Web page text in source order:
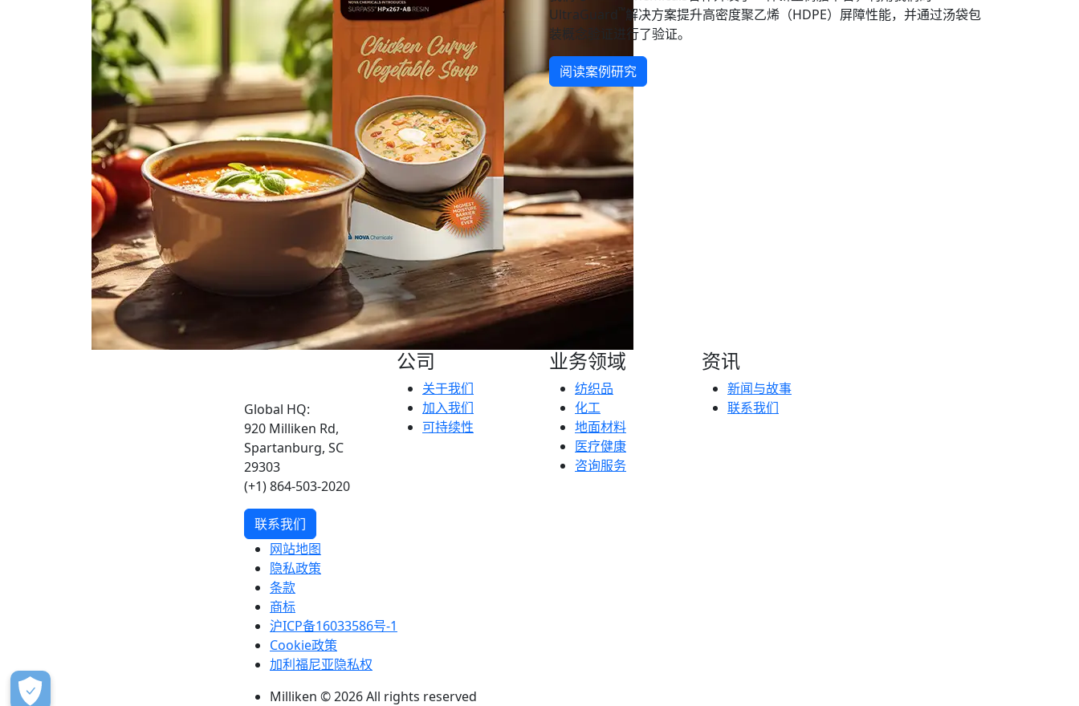
UltraGuard™解决方案提升高密度聚乙烯（HDPE）屏障性能，并通过汤袋包
装概念验证进行了验证。
阅读案例研究
Global HQ:
920 Milliken Rd,
Spartanburg, SC
29303
(+1) 864-503-2020
联系我们
公司
关于我们
加入我们
可持续性
业务领域
纺织品
化工
地面材料
医疗健康
咨询服务
资讯
新闻与故事
联系我们
网站地图
隐私政策
条款
商标
沪ICP备16033586号-1
Cookie政策
加利福尼亚隐私权
Milliken © 2026 All rights reserved